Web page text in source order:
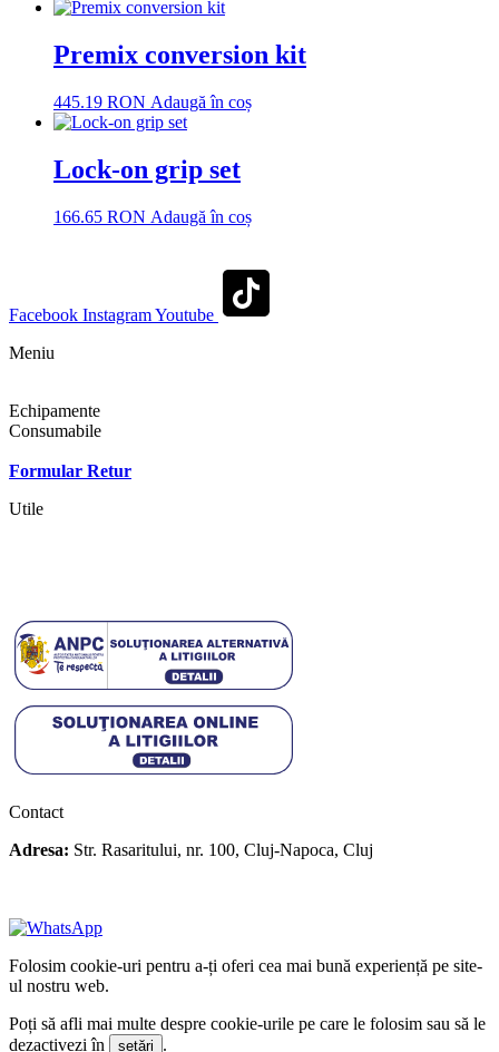
Premix conversion kit
445.19 RON Adaugă în coș
Lock-on grip set
166.65 RON Adaugă în coș
Facebook InstagramYoutube
Meniu
Echipamente
Consumabile
Formular Retur
Utile
Contact
Adresa: Str. Rasaritului, nr. 100, Cluj-Napoca, Cluj
Folosim cookie-uri pentru a-ți oferi cea mai bună experiență pe site-
ul nostru web.
Poți să afli mai multe despre cookie-urile pe care le folosim sau să le
dezactivezi în
setări .